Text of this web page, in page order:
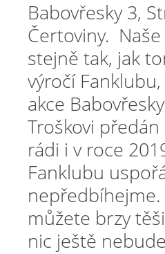
Babovřesky 3,
Čertoviny.
stejně tak, jak
výročí
akce
Troškovi předán
rádi i v roce
Fanklubu
nepředbíhejme.
můžete brzy
nic ještě